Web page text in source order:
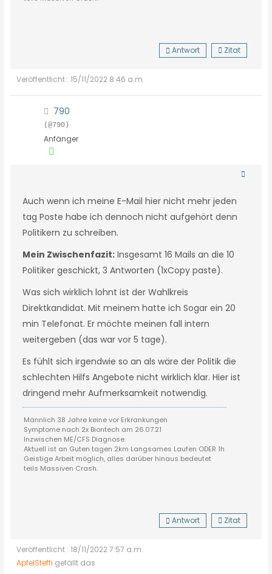
Antwort Zitat
Veröffentlicht : 15/11/2022 8:46 a.m.
790
(@790)
Anfänger
Auch wenn ich meine E-Mail hier nicht mehr jeden
tag Poste habe ich dennoch nicht aufgehört denn
Politikern zu schreiben.
Mein Zwischenfazit: Insgesamt 16 Mails an die 10
Politiker geschickt, 3 Antworten (1xCopy paste).
Was sich wirklich lohnt ist der Wahlkreis
Direktkandidat. Mit meinem hatte ich Sogar ein 20
min Telefonat. Er möchte meinen fall intern
weitergeben (das war vor 5 tage).
Es fühlt sich irgendwie so an als wäre der Politik die
schlechten Hilfs Angebote nicht wirklich klar. Hier ist
dringend mehr Aufmerksamkeit notwendig.
Männlich 38 Jahre keine vor Erkrankungen
Symptome nach 2x Biontech am 26.07.21
Inzwischen ME/CFS Diagnose.
Aktuell ist an Guten tagen 2km Langsames Laufen ODER 1h
Geistige Arbeit möglich, alles darüber hinaus bedeutet
teils Massiven Crash.
Antwort Zitat
Veröffentlicht : 18/11/2022 7:57 a.m.
ApfelSteffi gefällt das